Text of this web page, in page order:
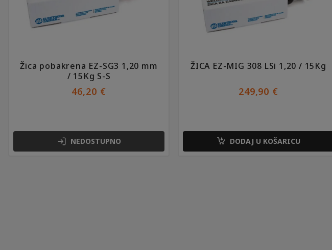
Žica pobakrena EZ-SG3 1,20 mm
/ 15Kg S-S
46,20 €
NEDOSTUPNO
ŽICA EZ-MIG 308 LSi 1,20 / 15Kg
249,90 €
DODAJ U KOŠARICU